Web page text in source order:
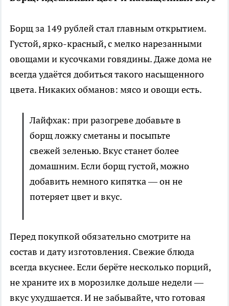
Борщ за 149 рублей стал главным открытием.
Густой, ярко-красный, с мелко нарезанными
овощами и кусочками говядины. Даже дома не
всегда удаётся добиться такого насыщенного
цвета. Никаких обманов: мясо и овощи есть.
Лайфхак: при разогреве добавьте в
борщ ложку сметаны и посыпьте
свежей зеленью. Вкус станет более
домашним. Если борщ густой, можно
добавить немного кипятка — он не
потеряет цвет и вкус.
Перед покупкой обязательно смотрите на
состав и дату изготовления. Свежие блюда
всегда вкуснее. Если берёте несколько порций,
не храните их в морозилке дольше недели —
вкус ухудшается. И не забывайте, что готовая